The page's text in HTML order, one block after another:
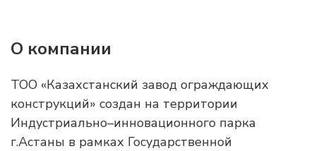
О компании
ТОО «Казахстанский завод ограждающих
конструкций» создан на территории
Индустриально–инновационного парка
г.Астаны в рамках Государственной